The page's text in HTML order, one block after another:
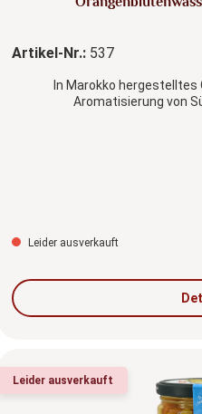
Artikel-Nr.: 537
In Marokko
Aromatisierung von
Leider ausverkauft
Leider ausverkauft